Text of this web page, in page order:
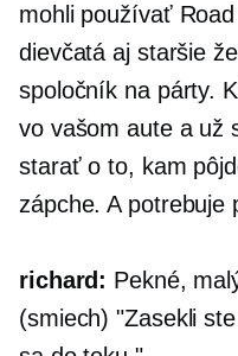
mohli používať
dievčatá aj staršie
spoločník na párty.
vo vašom aute a už
starať o to, kam
zápche. A potrebuje
richard: Pekné,
(smiech) "Zasekli